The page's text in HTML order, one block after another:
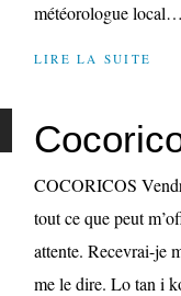
météorologue
LIRE LA SUITE
COCORICOS
tout ce que peut
attente. Recevrai-je
me le dire. Lo tan i